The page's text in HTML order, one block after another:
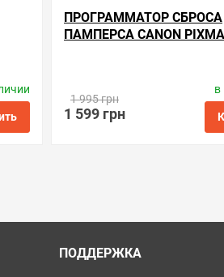
ПРОГРАММАТОР СБРОСА
ПАМПЕРСА CANON PIXMA
1 599 грн
Код товара:
rsс.mc-
ПОДДЕРЖКА